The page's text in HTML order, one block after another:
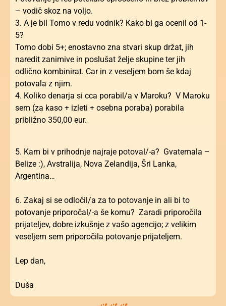
– vodič skoz na voljo.
3. A je bil Tomo v redu vodnik? Kako bi ga ocenil od 1-
5?
Tomo dobi 5+; enostavno zna stvari skup držat, jih
naredit zanimive in poslušat želje skupine ter jih
odlično kombinirat. Car in z veseljem bom še kdaj
potovala z njim.
4. Koliko denarja si cca porabil/a v Maroku? V Maroku
sem (za kaso + izleti + osebna poraba) porabila
približno 350,00 eur.
5. Kam bi v prihodnje najraje potoval/-a? Gvatemala –
Belize :), Avstralija, Nova Zelandija, Šri Lanka,
Argentina…
6. Zakaj si se odločil/a za to potovanje in ali bi to
potovanje priporočal/-a še komu? Zaradi priporočila
prijateljev, dobre izkušnje z vašo agencijo; z velikim
veseljem sem priporočila potovanje prijateljem.
Lep dan,
Duša